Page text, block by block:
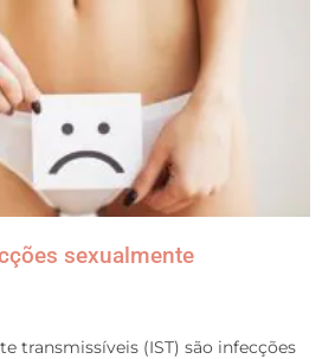
sexualmente
transmissíveis (IST) são infecções